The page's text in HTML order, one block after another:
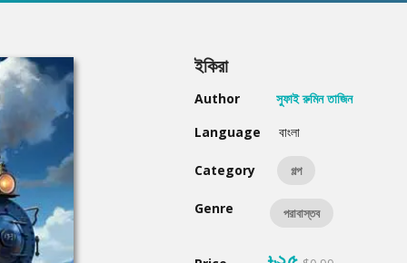
Humayun Ahmed
Mouri Morium
Hot & New
ইকিরা
Author
সুফাই রুমিন তাজিন
Language
বাংলা
Category গল্প
Genre পরাবাস্তব